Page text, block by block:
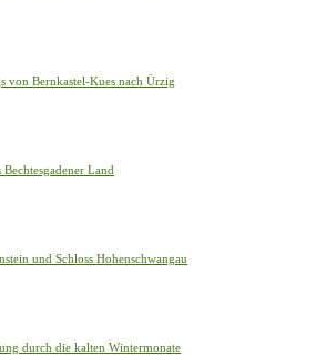
von Bernkastel-Kues nach Ürzig
Bechtesgadener Land
und Schloss Hohenschwangau
durch die kalten Wintermonate